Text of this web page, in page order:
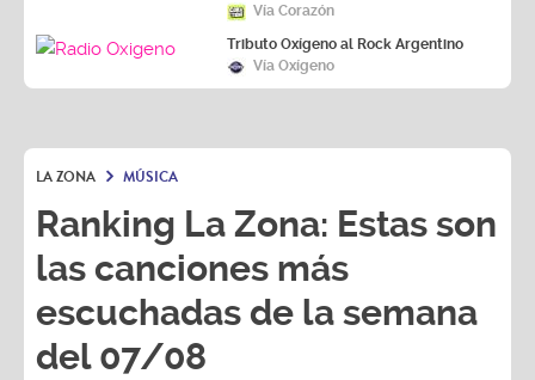
Vía Corazón
Tributo Oxígeno al Rock Argentino
Vía Oxígeno
LA ZONA MÚSICA
Ranking La Zona: Estas son
las canciones más
escuchadas de la semana
del 07/08